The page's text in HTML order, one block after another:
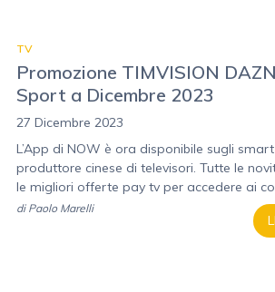
TV
Promozione TIMVISION
Sport a Dicembre 2023
27 Dicembre 2023
L’App di NOW è ora disponibile sugli
produttore cinese di televisori. Tutte le
le migliori offerte pay tv per accedere ai
di Paolo Marelli